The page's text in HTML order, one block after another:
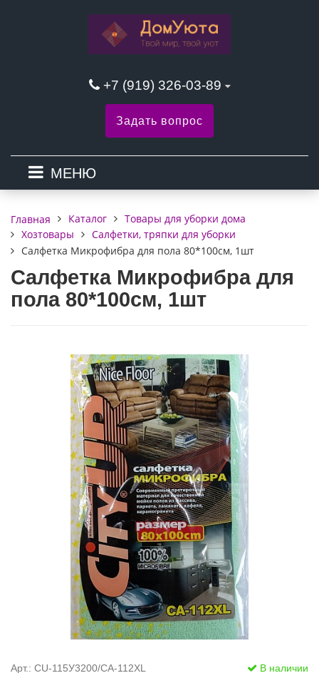
+7 (919) 326-03-89
Задать вопрос
МЕНЮ
Главная Каталог
Товары для уборки дома
Хозтовары
Салфетки, тряпки для уборки
Салфетка Микрофибра для пола 80*100см, 1шт
Салфетка Микрофибра для
пола 80*100см, 1шт
Арт.: CU-115У3200/СА-112XL В наличии